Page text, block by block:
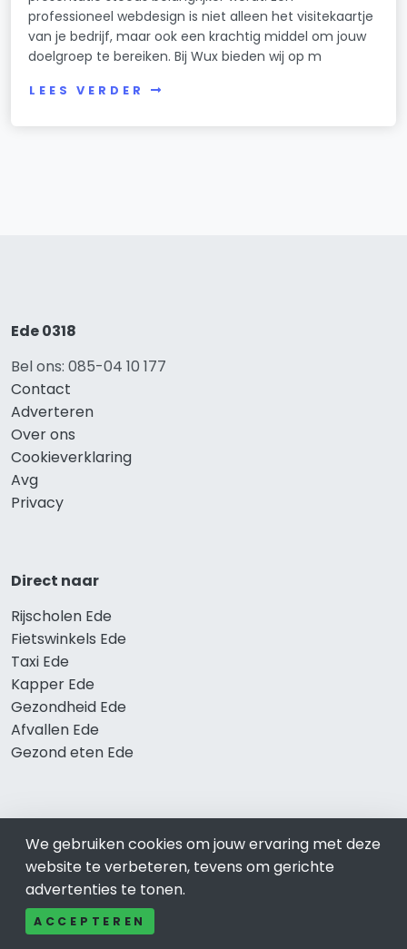
professioneel webdesign is niet alleen het visitekaartje
van je bedrijf, maar ook een krachtig middel om jouw
doelgroep te bereiken. Bij Wux bieden wij op m
LEES VERDER
Ede 0318
Bel ons: 085-04 10 177
Contact
Adverteren
Over ons
Cookieverklaring
Avg
Privacy
Direct naar
Rijscholen Ede
Fietswinkels Ede
Taxi Ede
Kapper Ede
Gezondheid Ede
Afvallen Ede
Gezond eten Ede
Restaurants Ede
Catering Ede
Schoonheidssalon Ede
Tandartspraktijken Ede
We gebruiken cookies om jouw ervaring met deze
website te verbeteren, tevens om gerichte
advertenties te tonen.
ACCEPTEREN